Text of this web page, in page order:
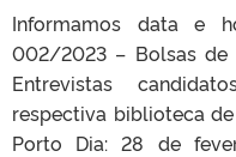
Informamos data e
002/2023 – Bolsas de
Entrevistas
respectiva biblioteca
Porto Dia: 28 de